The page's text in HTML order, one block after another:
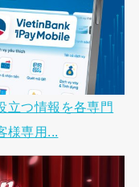
立つ情報を各専門
様専用...